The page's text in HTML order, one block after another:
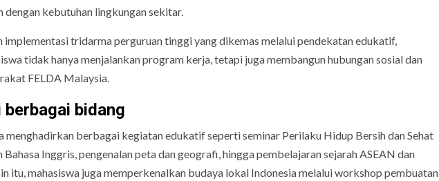
kebutuhan lingkungan sekitar.
implementasi tridarma perguruan tinggi yang dikemas melalui pendekatan edukatif,
tidak hanya menjalankan program kerja, tetapi juga membangun hubungan sosial dan
FELDA Malaysia.
bidang
menghadirkan berbagai kegiatan edukatif seperti seminar Perilaku Hidup Bersih dan Sehat
Inggris, pengenalan peta dan geografi, hingga pembelajaran sejarah ASEAN dan
itu, mahasiswa juga memperkenalkan budaya lokal Indonesia melalui workshop pembuatan